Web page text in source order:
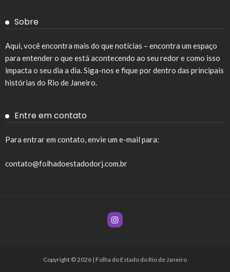
Sobre
Aqui, você encontra mais do que notícias – encontra um espaço
para entender o que está acontecendo ao seu redor e como isso
impacta o seu dia a dia. Siga-nos e fique por dentro das principais
histórias do Rio de Janeiro.
Entre em contato
Para entrar em contato, envie um e-mail para:
contato@folhadoestadodorj.com.br
Copyright © 2026 | Folha do Estado do Rio de Janeiro